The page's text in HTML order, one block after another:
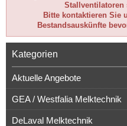
Stallventilatoren
Bitte kontaktieren Sie
Bestandsauskünfte
Kategorien
Aktuelle Angebote
GEA / Westfalia Melktechnik
DeLaval Melktechnik